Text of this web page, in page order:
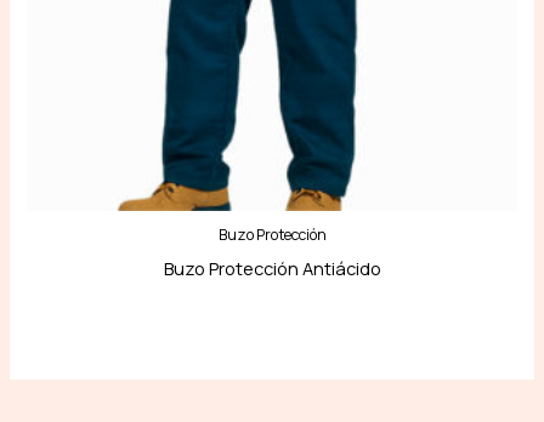
Buzo Protección
Buzo Protección Antiácido